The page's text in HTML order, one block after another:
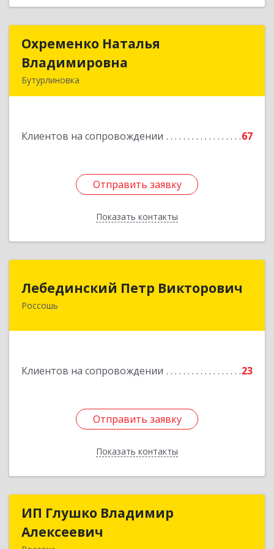
Охременко Наталья
Владимировна
Бутурлиновка
Клиентов на сопровождении 67
Отправить заявку
Показать контакты
Охременко Наталья
Отправить заявку
Назад
Лебединский Петр Викторович
Россошь
Клиентов на сопровождении 23
Отправить заявку
Показать контакты
Лебединский Петр Викторович
396650, Воронежская обл., г. Россошь, пер.
Отправить заявку
Назад
ИП Глушко Владимир
Алексеевич
ИП Глушко Владимир